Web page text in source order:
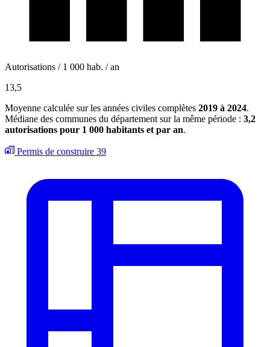
Autorisations / 1 000 hab. / an
13,5
Moyenne calculée sur les années civiles complètes 2019 à 2024.
Médiane des communes du département sur la même période : 3,2
autorisations pour 1 000 habitants et par an.
Permis de construire 39